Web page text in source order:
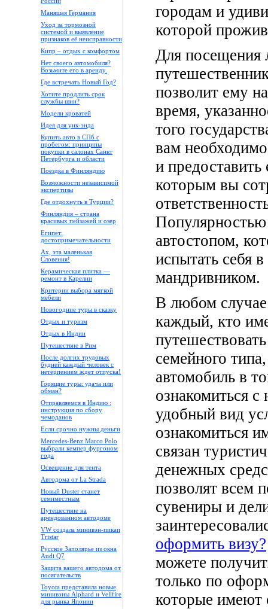
Манящая Германия
Уход за тормозной
системой и выявление
признаков её неисправности
Кипр – отдых с комфортом
Нет своего автомобиля?
Возьмите его в аренду.
Где встречать Новый Год?
Хотите продлить срок
службы шин?
Модели кроватей
Идея для уик-энда
Купить авто в СПб с
пробегом: принципы
покупки в салонах Санкт
Петербурга и области
Поездка в Финляндию
Возможности независимой
экспертизы
Где отдохнуть в Турции?
Финляндия – страна
красивых пейзажей и озер
Египет:
достопримечательности
Ах, эта маленькая
Словения!
Керамическая плитка —
ремонт в Карелии
Критерии выбора мягкой
мебели
Новогодние туры в сказку
Отдых и туризм
Отдых в Индии
Путешествие в Рим
После долгих трудовых
будней каждый человек с
нетерпением ждет отпуска!
Горящие туры: удача или
обман?
Отправляемся в Индию :
инструкция по сбору
чемоданов
Если срочно нужны деньги
Mercedes-Benz Marco Polo
выбрали кемпер фургоном
года
Освещение для тента
Автодома от La Strada
Новый Duster станет
семиместным
Путешествие на
арендованном автодоме
VW создала минивэн-пикап
Tristar
Русское Заполярье из окна
Audi Q7
Защита вашего автодома от
посягательств
Toyota представила новые
минивэны Alphard и Vellfire
для рынка Японии
городам и
которой
Для посещения
позволит ему
время,
того
вам
и предоставить
которым вы
Популярностью
автостопом,
испытать себя
мандривником.
В любом случае
каждый, кто
семейного
автомобиль в
ознакомиться
удобный вид
ознакомиться
связан
денежных
позволят всем
сувениры и
оформить визу?
можете
только по
которые имеют